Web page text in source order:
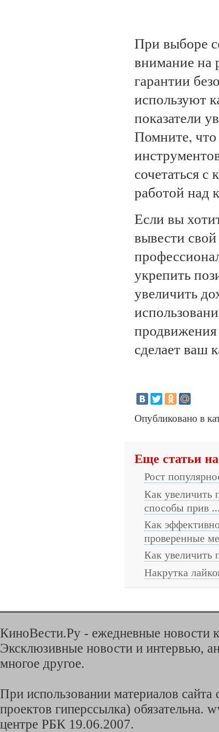
При выборе
внимание на
гарантии
используют
показатели
Помните,
сочетаться
работой над
Если вы
вывести
укрепить
увеличить
сделает ваш
Опубликовано в
Еще статьи
Рост
Как увеличить
способы прив
Как
проверенные
Как увеличить
Накрутка
КиноВести.Ру - ежедневные новости
Эксклюзивные новости и интервью,
многое другое.
При использовании материалов
проектов гиперссылка) обязательна.
центре РБК 19.06.2007.